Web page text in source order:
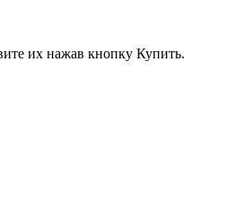
их нажав кнопку Купить.